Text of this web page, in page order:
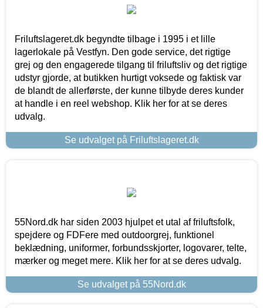
Friluftslageret.dk begyndte tilbage i 1995 i et lille
lagerlokale på Vestfyn. Den gode service, det rigtige
grej og den engagerede tilgang til friluftsliv og det rigtige
udstyr gjorde, at butikken hurtigt voksede og faktisk var
de blandt de allerførste, der kunne tilbyde deres kunder
at handle i en reel webshop. Klik her for at se deres
udvalg.
Se udvalget på Friluftslageret.dk
55Nord.dk har siden 2003 hjulpet et utal af friluftsfolk,
spejdere og FDFere med outdoorgrej, funktionel
beklædning, uniformer, forbundsskjorter, logovarer, telte,
mærker og meget mere. Klik her for at se deres udvalg.
Se udvalget på 55Nord.dk